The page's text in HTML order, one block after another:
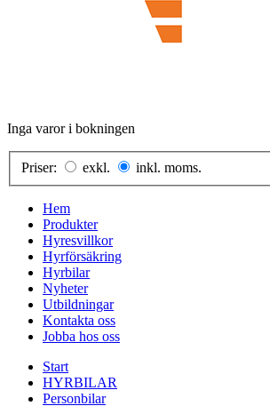
Inga varor i bokningen
Priser: exkl. inkl. moms.
Hem
Produkter
Hyresvillkor
Hyrförsäkring
Hyrbilar
Nyheter
Utbildningar
Kontakta oss
Jobba hos oss
Start
HYRBILAR
Personbilar